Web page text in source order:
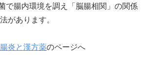
で腸内環境を調え「脳腸相関」の関係
があります。
炎と漢方薬のページへ